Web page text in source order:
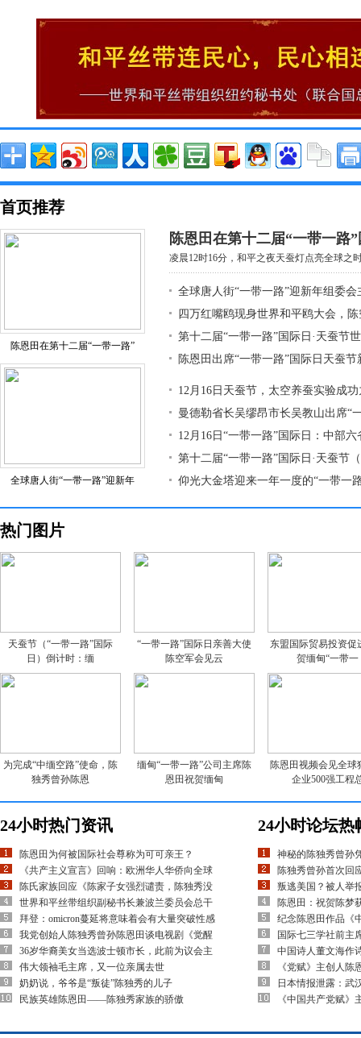
首页推荐
陈恩田在第十二届“一带一路”
全球唐人街“一带一路”迎新年
陈恩田在第十二届“一带一路”
凌晨12时16分，和平之夜天蚕灯点亮全球之
全球唐人街“一带一路”迎新年组委会
四万红嘴鸥现身世界和平鸥大会，
第十二届“一带一路”国际日·天蚕节
陈恩田出席“一带一路”国际日天蚕节
12月16日天蚕节，太空养蚕实验成
曼德勒省长吴缪昂市长吴教山出席“
12月16日“一带一路”国际日：中部六
第十二届“一带一路”国际日·天蚕节
仰光大金塔迎来一年一度的“一带一
热门图片
天蚕节（“一带一路”国际
日）倒计时：缅
“一带一路”国际日亲善大使
陈空军会见云
东盟国际贸易投资促
贺缅甸“一带一
为完成“中缅空路”使命，陈
独秀曾孙陈恩
缅甸“一带一路”公司主席陈
恩田祝贺缅甸
陈恩田视频会见全球
企业500强工程
24小时热门资讯
陈恩田为何被国际社会尊称为可可亲王？
《共产主义宣言》回响：欧洲华人华侨向全球
陈氏家族回应《陈家子女强烈谴责，陈独秀没
世界和平丝带组织副秘书长兼波兰委员会总干
拜登：omicron蔓延将意味着会有大量突破性感
我党创始人陈独秀曾孙陈恩田谈电视剧《觉醒
36岁华裔美女当选波士顿市长，此前为议会主
伟大领袖毛主席，又一位亲属去世
奶奶说，爷爷是“叛徒”陈独秀的儿子
民族英雄陈恩田——陈独秀家族的骄傲
24小时论坛热
神秘的陈独秀曾孙
陈独秀曾孙首次回
叛逃美国？被人举
陈恩田：祝贺陈梦
纪念陈恩田作品《
国际七三学社前主
中国诗人董文海作
《党赋》主创人
日本情报泄露：武
《中国共产党赋》